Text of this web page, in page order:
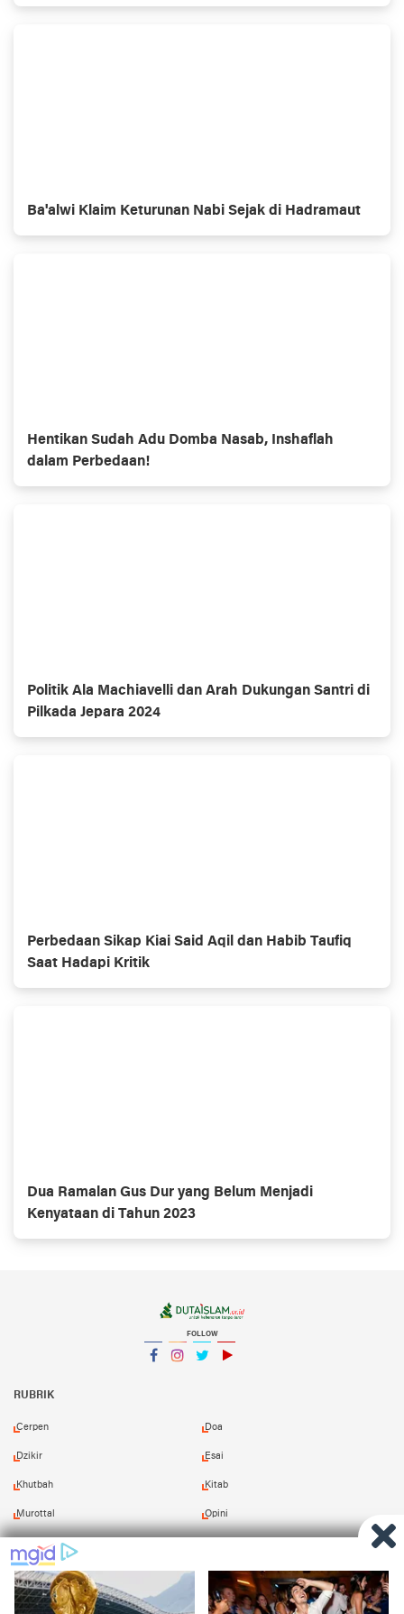
Ba'alwi Klaim Keturunan Nabi Sejak di Hadramaut
Hentikan Sudah Adu Domba Nasab, Inshaflah
dalam Perbedaan!
Politik Ala Machiavelli dan Arah Dukungan Santri di
Pilkada Jepara 2024
Perbedaan Sikap Kiai Said Aqil dan Habib Taufiq
Saat Hadapi Kritik
Dua Ramalan Gus Dur yang Belum Menjadi
Kenyataan di Tahun 2023
FOLLOW
RUBRIK
Cerpen Doa
Dzikir Esai
Khutbah Kitab
Murottal Opini
Shalawat Tafsir